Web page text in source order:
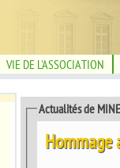
VIE DE L'ASSOCIATION
Actualités de
Hommage